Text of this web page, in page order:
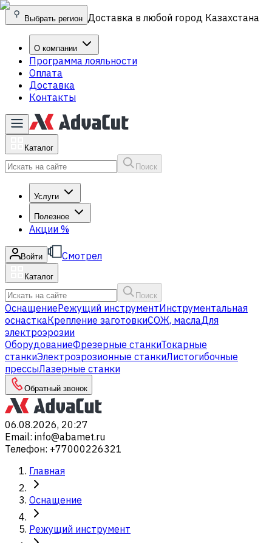
Выбрать регион Доставка в любой город Казахстана
О компании
Программа лояльности
Оплата
Доставка
Контакты
Каталог
Поиск
Услуги
Полезное
Акции %
Войти Смотрел
Каталог
Поиск
ОснащениеРежущий инструментИнструментальная
оснасткаКрепление заготовкиСОЖ, маслаДля
электроэрозии
ОборудованиеФрезерные станкиТокарные
станкиЭлектроэрозионные станкиЛистогибочные
прессыЛазерные станки
Обратный звонок
06.08.2026, 20:27
Email: info@abamet.ru
Телефон: +77000226321
Главная
Оснащение
Режущий инструмент